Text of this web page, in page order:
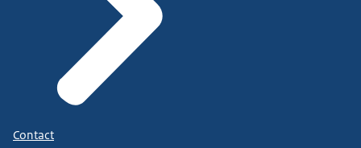
Contact